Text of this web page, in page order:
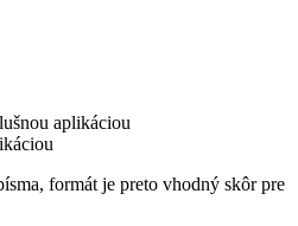
aplikáciou
formát je preto vhodný skôr pre